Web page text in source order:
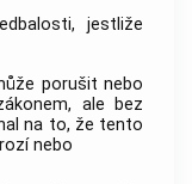
jestliže
porušit nebo
ale bez
na to, že tento
nebo